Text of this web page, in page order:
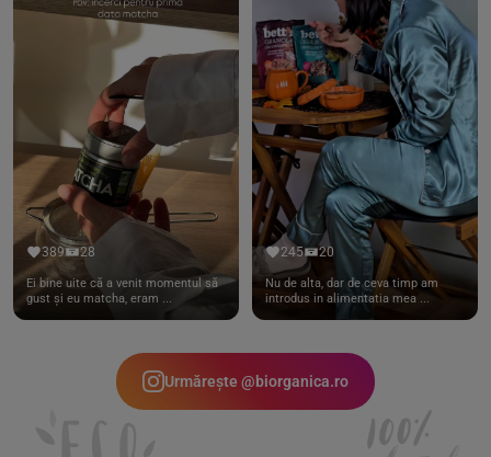
389 28
Ei bine uite că a venit momentul să
gust și eu matcha, eram ...
245 20
Nu de alta, dar de ceva timp am
introdus in alimentatia mea ...
Urmărește @biorganica.ro